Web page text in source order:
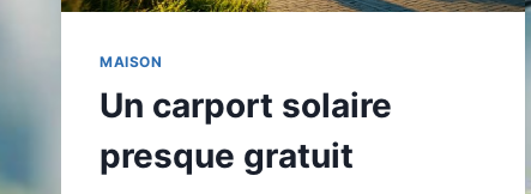
MAISON
Un carport solaire
presque gratuit